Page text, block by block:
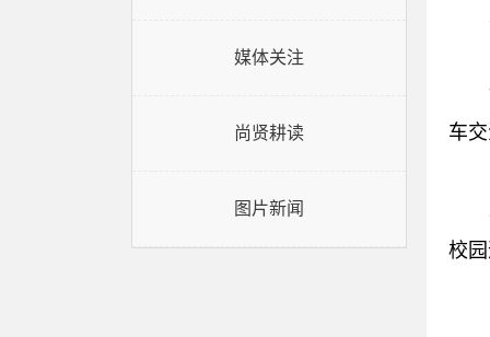
媒体关注
尚贤耕读
图片新闻
车
校